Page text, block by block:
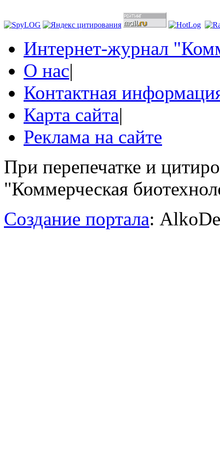
Интернет-журнал
О нас|
Контактная
Карта сайта|
Реклама на сайте
При перепечатке и
"Коммерческая
Создание портала: